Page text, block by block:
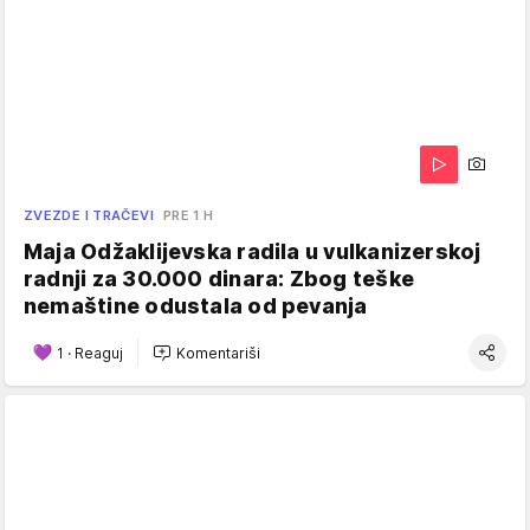
ZVEZDE I TRAČEVI PRE 1 H
Maja Odžaklijevska radila u vulkanizerskoj
radnji za 30.000 dinara: Zbog teške
nemaštine odustala od pevanja
1 · Reaguj Komentariši